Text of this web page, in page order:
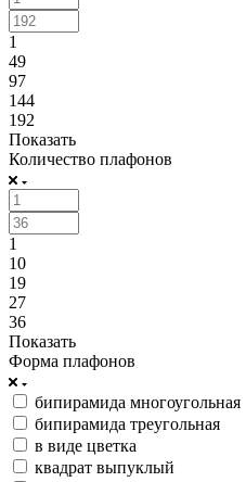
1
49
97
144
192
Показать
Количество плафонов
1
10
19
27
36
Показать
Форма плафонов
бипирамида многоугольная
бипирамида треугольная
в виде цветка
квадрат выпуклый